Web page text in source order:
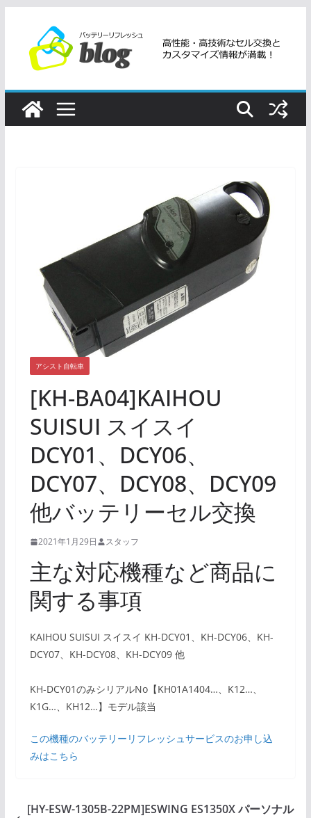
ツ
アシスト自転車
[KH-BA04]KAIHOU
SUISUI スイスイ
DCY01、DCY06、
DCY07、DCY08、DCY09
他バッテリーセル交換
2021年1月29日 スタッフ
主な対応機種など商品に
関する事項
KAIHOU SUISUI スイスイ KH-DCY01、KH-DCY06、KH-
DCY07、KH-DCY08、KH-DCY09 他
KH-DCY01のみシリアルNo【KH01A1404…、K12…、
K1G…、KH12…】モデル該当
この機種のバッテリーリフレッシュサービスのお申し込
みはこちら
[HY-ESW-1305B-22PM]ESWING ES1350X パーソナル